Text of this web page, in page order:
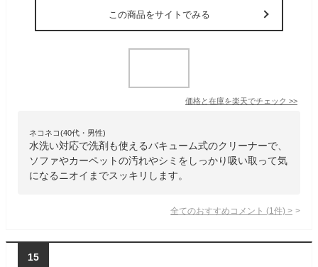
この商品をサイトでみる
価格と在庫を楽天でチェック >>
ネコネコ(40代・男性)
水洗い対応で洗剤も使えるバキューム式のクリーナーで、
ソファやカーペットの汚れやシミをしっかり吸い取って気
になるニオイまでスッキリします。
全てのおすすめコメント (1 件) >
15